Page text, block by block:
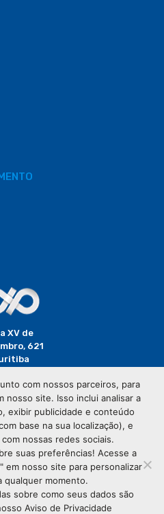
XV de
621
(41) 3320-
2929
do Paraná - Todos os
com nossos parceiros, para
nosso site. Isso inclui analisar a
exibir publicidade e conteúdo
base na sua localização), e
nossas redes sociais.
suas preferências! Acesse a
em nosso site para personalizar
qualquer momento.
sobre como seus dados são
Aviso de Privacidade